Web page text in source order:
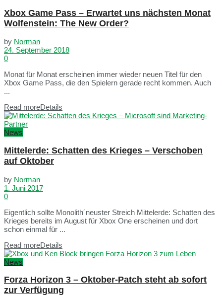
Xbox Game Pass – Erwartet uns nächsten Monat
Wolfenstein: The New Order?
by Norman
24. September 2018
0
Monat für Monat erscheinen immer wieder neuen Titel für den
Xbox Game Pass, die den Spielern gerade recht kommen. Auch
...
Read moreDetails
News
Mittelerde: Schatten des Krieges – Verschoben
auf Oktober
by Norman
1. Juni 2017
0
Eigentlich sollte Monolith´neuster Streich Mittelerde: Schatten des
Krieges bereits im August für Xbox One erscheinen und dort
schon einmal für ...
Read moreDetails
News
Forza Horizon 3 – Oktober-Patch steht ab sofort
zur Verfügung